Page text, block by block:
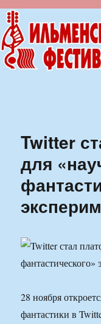
Ильменский
песни
Twitter
для
28 ноября
фантастики в